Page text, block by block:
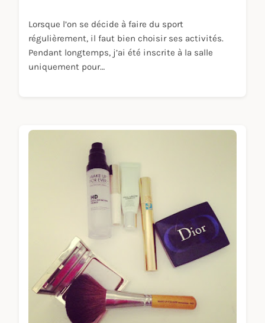
Lorsque l’on se décide à faire du sport
régulièrement, il faut bien choisir ses activités.
Pendant longtemps, j’ai été inscrite à la salle
uniquement pour…